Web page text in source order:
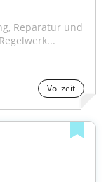
Reparatur und
Vollzeit